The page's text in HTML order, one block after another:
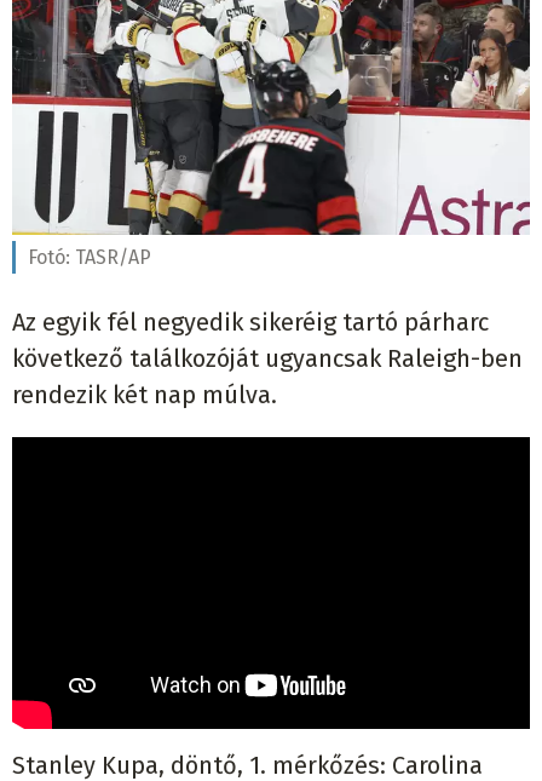
Fotó: TASR/AP
Az egyik fél negyedik sikeréig tartó párharc
következő találkozóját ugyancsak Raleigh-ben
rendezik két nap múlva.
Stanley Kupa, döntő, 1. mérkőzés: Carolina